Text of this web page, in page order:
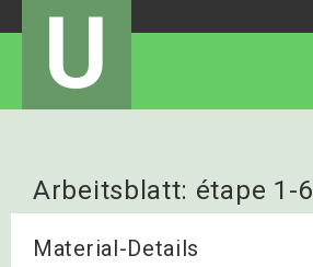
U
Arbeitsblatt: étape 1-6
Material-Details